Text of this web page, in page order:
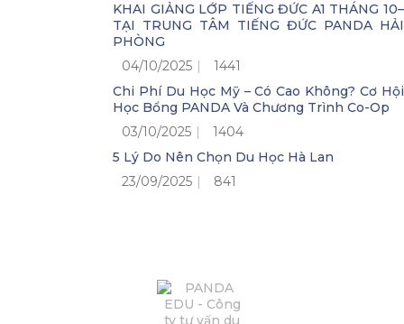
KHAI GIẢNG LỚP TIẾNG ĐỨC A1 THÁNG 10–
TẠI TRUNG TÂM TIẾNG ĐỨC PANDA HẢI
PHÒNG
04/10/2025
1441
Chi Phí Du Học Mỹ – Có Cao Không? Cơ Hội
Học Bổng PANDA Và Chương Trình Co-Op
03/10/2025
1404
5 Lý Do Nên Chọn Du Học Hà Lan
23/09/2025
841